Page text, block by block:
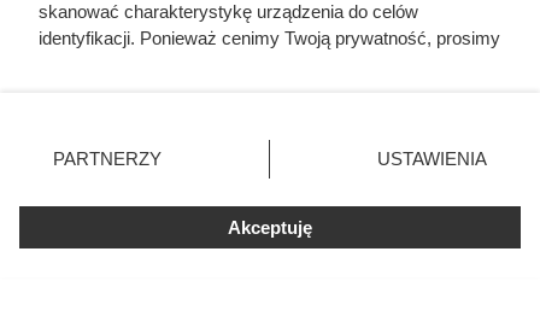
się w historii jako jeden z największych warchołów I
Rzeczypospolitej. Notorycznie ignorował wyroki sądowe,
napadał na sąsiadów, a prywatną wojnę ze starostą
leżajskim prowadził z takim rozmachem, że w 1608 roku
skanować charakterystykę urządzenia do celów
identyfikacji. Ponieważ cenimy Twoją prywatność, prosimy
prywatności znajdujący się w lewym dolnym rogu strony
. Niektóre rodzaje przetwarzania danych nie wymagają
zgody użytkownika, ale masz prawo sprzeciwić się
takiemu przetwarzaniu. Preferencje będą miały
zastosowania tylko na tej witrynie.
PARTNERZY USTAWIENIA
Akceptuję